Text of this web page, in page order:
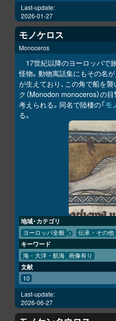
Last-update:
2026-01-27
モノケロス
Monoceros
17世紀以降のヨーロッパで
怪物。動物寓話集にもその名
が生えており、この角で船を
ク（Monodon monoceros）の
考えられる。同名で陸棲の「モ
る。
地域・カテゴリ
ヨーロッパ全般 伝承・その他
キーワード
海・大洋・航海 画像有り
文献
10
Last-update:
2026-06-27